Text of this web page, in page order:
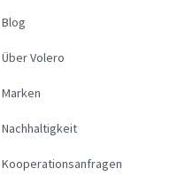
Blog
Über Volero
Marken
Nachhaltigkeit
Kooperationsanfragen